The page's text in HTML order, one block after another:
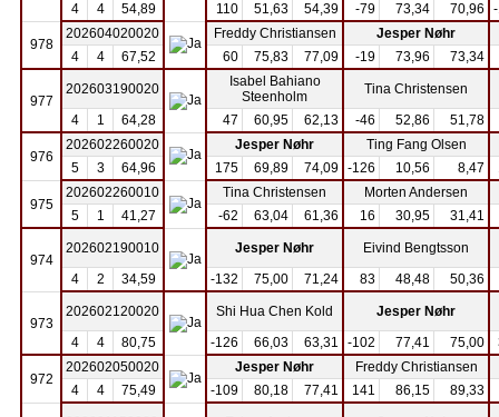
4
4 54,89 110 51,63 54,39 -79 73,34 70,96
978
202604020020 Freddy Christiansen
Jesper Nøhr
4
4 67,52 60 75,83 77,09 -19 73,96 73,34
977
202603190020
Isabel Bahiano
Steenholm
Tina Christensen
4
1 64,28 47 60,95 62,13 -46 52,86 51,78
976
202602260020 Jesper Nøhr
Ting Fang Olsen
5
3 64,96 175 69,89 74,09 -126 10,56 8,47
975
202602260010 Tina Christensen
Morten Andersen
5
1 41,27 -62 63,04 61,36 16 30,95 31,41
974
202602190010 Jesper Nøhr
Eivind Bengtsson
4
2 34,59 -132 75,00 71,24 83 48,48 50,36
973
202602120020 Shi Hua Chen Kold
Jesper Nøhr
4
4 80,75 -126 66,03 63,31 -102 77,41 75,00
972
202602050020 Jesper Nøhr
Freddy Christiansen
4
4 75,49 -109 80,18 77,41 141 86,15 89,33